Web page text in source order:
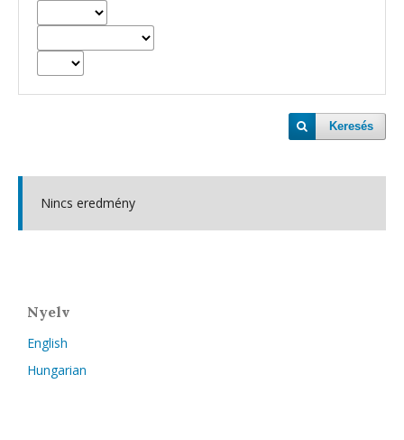
Keresés
Nincs eredmény
Nyelv
English
Hungarian